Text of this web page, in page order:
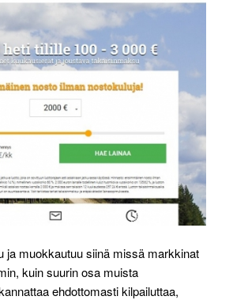
ja muokkautuu siinä missä markkinat
kuin suurin osa muista
ehdottomasti kilpailuttaa,